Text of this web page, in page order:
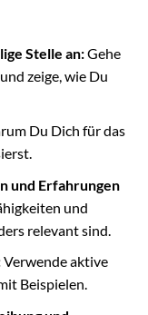
Stelle an:Gehe
zeige, wie Du
Du Dich für das
und Erfahrungen
und
relevant sind.
Verwende aktive
Beispielen.